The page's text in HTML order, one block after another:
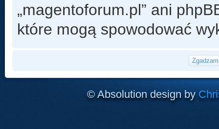
„magentoforum.pl” ani
które mogą spowodować
© Absolution design by